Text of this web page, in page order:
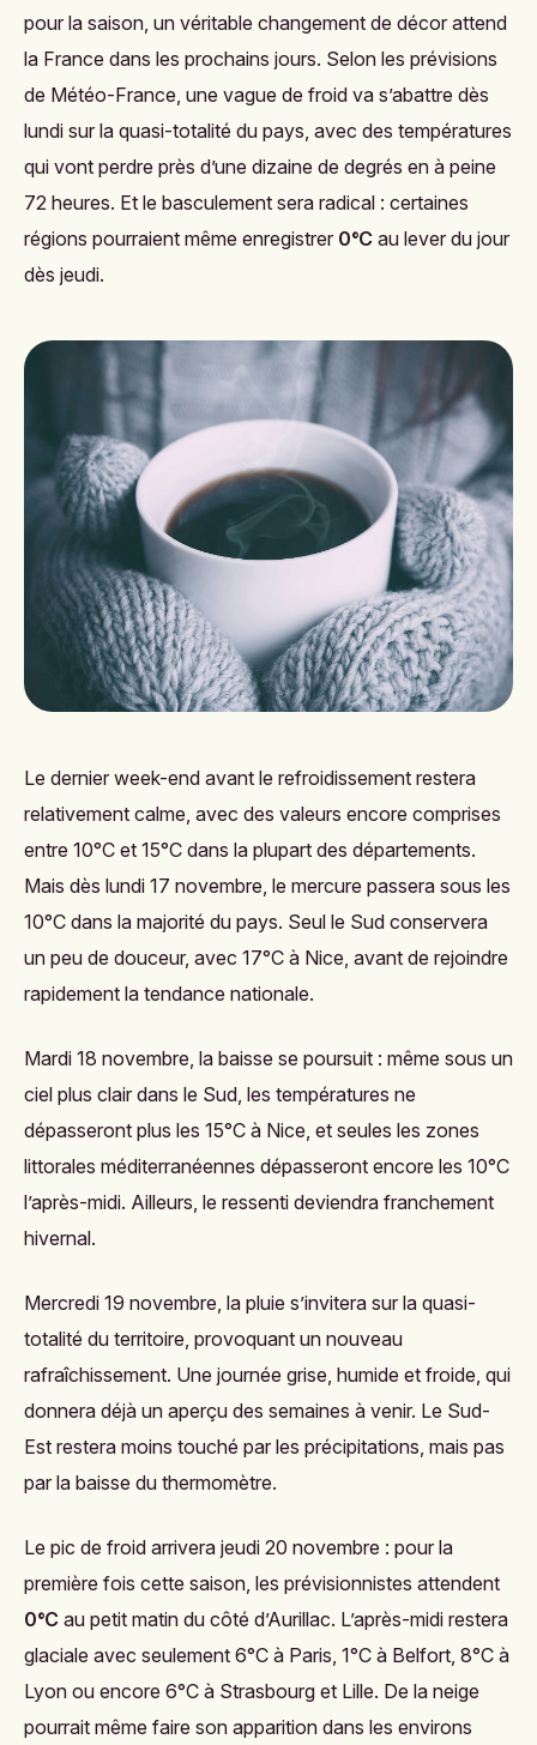
pour la saison, un véritable changement de décor attend
la France dans les prochains jours. Selon les prévisions
de Météo-France, une vague de froid va s’abattre dès
lundi sur la quasi-totalité du pays, avec des températures
qui vont perdre près d’une dizaine de degrés en à peine
72 heures. Et le basculement sera radical : certaines
régions pourraient même enregistrer 0°C au lever du jour
dès jeudi.
Le dernier week-end avant le refroidissement restera
relativement calme, avec des valeurs encore comprises
entre 10°C et 15°C dans la plupart des départements.
Mais dès lundi 17 novembre, le mercure passera sous les
10°C dans la majorité du pays. Seul le Sud conservera
un peu de douceur, avec 17°C à Nice, avant de rejoindre
rapidement la tendance nationale.
Mardi 18 novembre, la baisse se poursuit : même sous un
ciel plus clair dans le Sud, les températures ne
dépasseront plus les 15°C à Nice, et seules les zones
littorales méditerranéennes dépasseront encore les 10°C
l’après-midi. Ailleurs, le ressenti deviendra franchement
hivernal.
Mercredi 19 novembre, la pluie s’invitera sur la quasi-
totalité du territoire, provoquant un nouveau
rafraîchissement. Une journée grise, humide et froide, qui
donnera déjà un aperçu des semaines à venir. Le Sud-
Est restera moins touché par les précipitations, mais pas
par la baisse du thermomètre.
Le pic de froid arrivera jeudi 20 novembre : pour la
première fois cette saison, les prévisionnistes attendent
0°C au petit matin du côté d’Aurillac. L’après-midi restera
glaciale avec seulement 6°C à Paris, 1°C à Belfort, 8°C à
Lyon ou encore 6°C à Strasbourg et Lille. De la neige
pourrait même faire son apparition dans les environs